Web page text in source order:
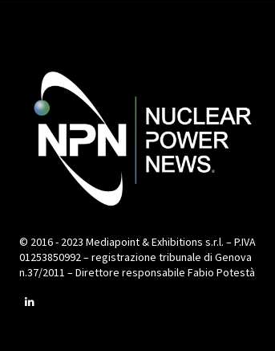
© 2016 - 2023 Mediapoint & Exhibitions s.r.l. – P.IVA
01253850992 – registrazione tribunale di Genova
n.37/2011 – Direttore responsabile Fabio Potestà